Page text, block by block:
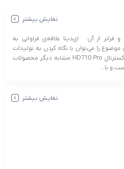
نمایش بیشتر
بررسی تخصصی استاندارد IP68 و فراتر از آن ای‌دیتا علاقه‌ی فراوانی به
موضوع را می‌توان با نگاه کردن به تولیدات
این برند هم متوجه شد. هارد اکسترنال HD710 Pro مشابه دیگر محصولات
و با...
نمایش بیشتر